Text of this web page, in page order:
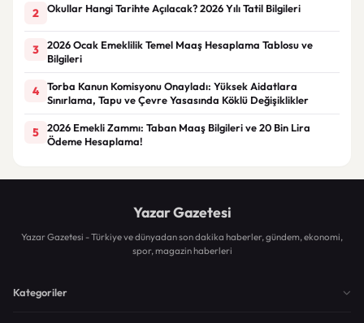
2 Okullar Hangi Tarihte Açılacak? 2026 Yılı Tatil Bilgileri
3
2026 Ocak Emeklilik Temel Maaş Hesaplama Tablosu ve
Bilgileri
4
Torba Kanun Komisyonu Onayladı: Yüksek Aidatlara
Sınırlama, Tapu ve Çevre Yasasında Köklü Değişiklikler
5
2026 Emekli Zammı: Taban Maaş Bilgileri ve 20 Bin Lira
Ödeme Hesaplama!
Yazar Gazetesi
Yazar Gazetesi - Türkiye ve dünyadan son dakika haberler, gündem, ekonomi,
spor, magazin haberleri
Kategoriler